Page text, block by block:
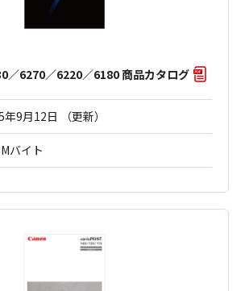
／6270／6220／6180 商品カタログ
年9月12日 （更新）
バイト